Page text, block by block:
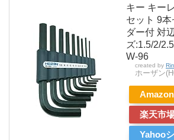
キー キー
セット 9
ダー付 対
ズ:1.5/2/
W-96
created by
ホーザン
Amazon
楽天市
Yahoo